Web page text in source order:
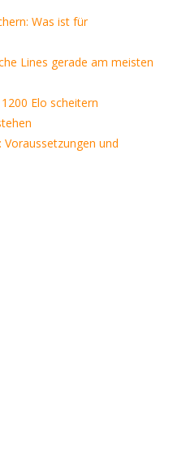
Was ist für
Lines gerade am meisten
Elo scheitern
und